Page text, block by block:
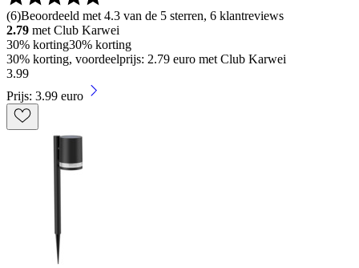
(6)Beoordeeld met 4.3 van de 5 sterren, 6 klantreviews
2.79 met Club Karwei
30% korting30% korting
30% korting, voordeelprijs: 2.79 euro met Club Karwei
3.99
Prijs: 3.99 euro